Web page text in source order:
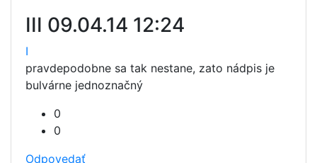
III 09.04.14 12:24
I
pravdepodobne sa tak nestane, zato nádpis je
bulvárne jednoznačný
0
0
Odpovedať